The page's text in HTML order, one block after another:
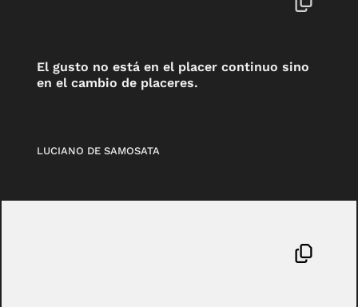
El gusto no está en el placer continuo sino
en el cambio de placeres.
LUCIANO DE SAMOSATA